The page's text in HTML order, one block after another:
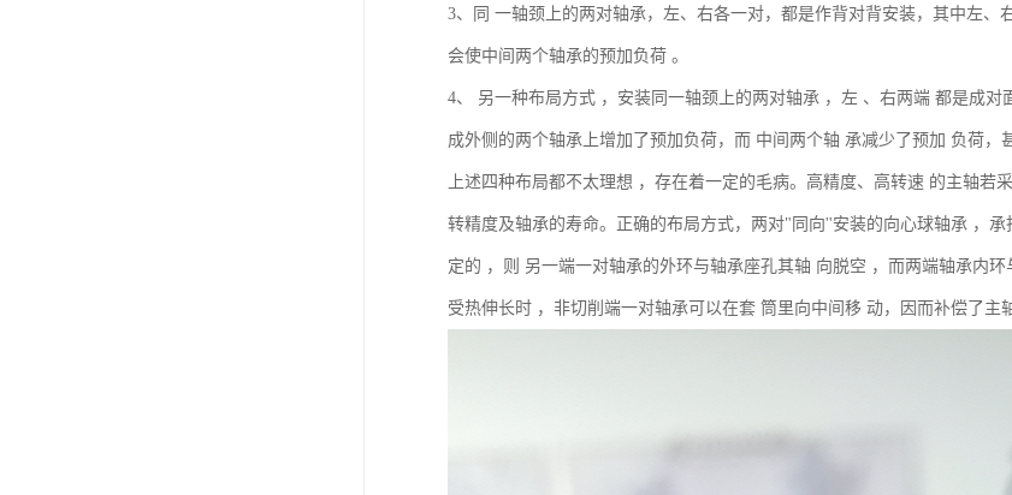
3、同 一轴颈上的两对轴承，左、右各一对，都是作背对背安装，其中左
会使中间两个轴承的预加负荷 。
4、 另一种布局方式 ，安装同一轴颈上的两对轴承 ，左 、右两端 都是成
成外侧的两个轴承上增加了预加负荷，而 中间两个轴 承减少了预加 负荷，
上述四种布局都不太理想 ，存在着一定的毛病。高精度、高转速 的主轴
转精度及轴承的寿命。正确的布局方式，两对"同向''安装的向心球轴承 ，
定的 ，则 另一端一对轴承的外环与轴承座孔其轴 向脱空 ，而两端轴承内
受热伸长时 ，非切削端一对轴承可以在套 筒里向中间移 动，因而补偿了主